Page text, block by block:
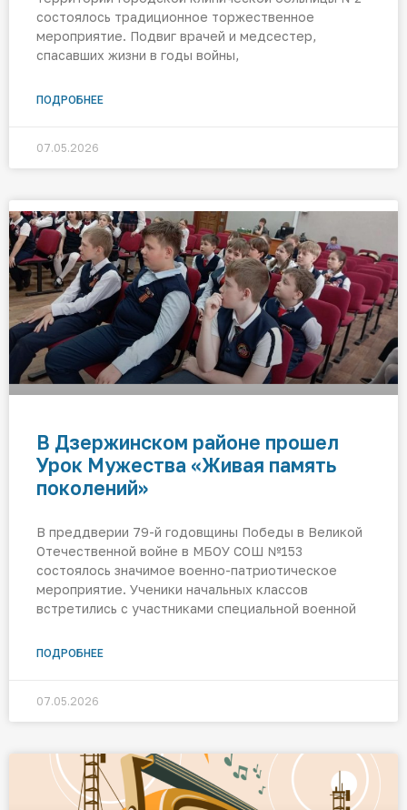
состоялось традиционное торжественное
мероприятие. Подвиг врачей и медсестер,
спасавших жизни в годы войны,
ПОДРОБНЕЕ
07.05.2026
В Дзержинском районе прошел
Урок Мужества «Живая память
поколений»
В преддверии 79-й годовщины Победы в Великой
Отечественной войне в МБОУ СОШ №153
состоялось значимое военно-патриотическое
мероприятие. Ученики начальных классов
встретились с участниками специальной военной
ПОДРОБНЕЕ
07.05.2026